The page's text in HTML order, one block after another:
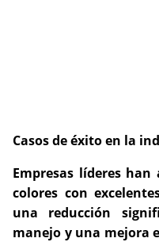
Casos de éxito en la
Empresas líderes
colores con
una reducción
manejo y una mejora